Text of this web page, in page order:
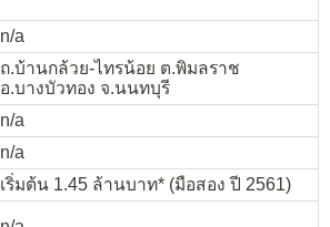
n/a
ถ.บ้านกล้วย-ไทรน้อย ต.พิมลราช
อ.บางบัวทอง จ.นนทบุรี
n/a
n/a
เริ่มต้น 1.45 ล้านบาท* (มือสอง ปี 2561)